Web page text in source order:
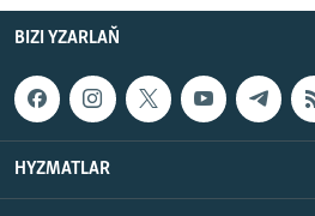
BIZI YZARLAŇ
HYZMATLAR